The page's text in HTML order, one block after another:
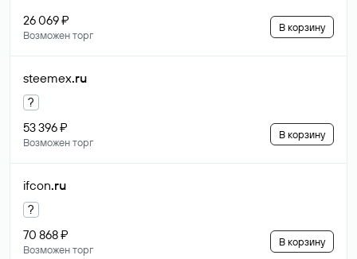
26 069 ₽
Возможен торг
В корзину
steemex.ru
?
53 396 ₽
Возможен торг
В корзину
ifcon.ru
?
70 868 ₽
Возможен торг
В корзину